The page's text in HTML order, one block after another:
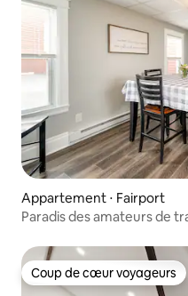
Appartement ⋅ Fairport
Paradis des amateurs de
Coup de cœur voyageurs
Coup de cœur voyageurs